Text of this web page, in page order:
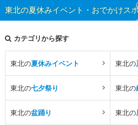
東北の夏休みイベント・おでかけス
カテゴリから探す
東北の夏休みイベント 東北の
東北の七夕祭り 東北の
東北の盆踊り 東北の